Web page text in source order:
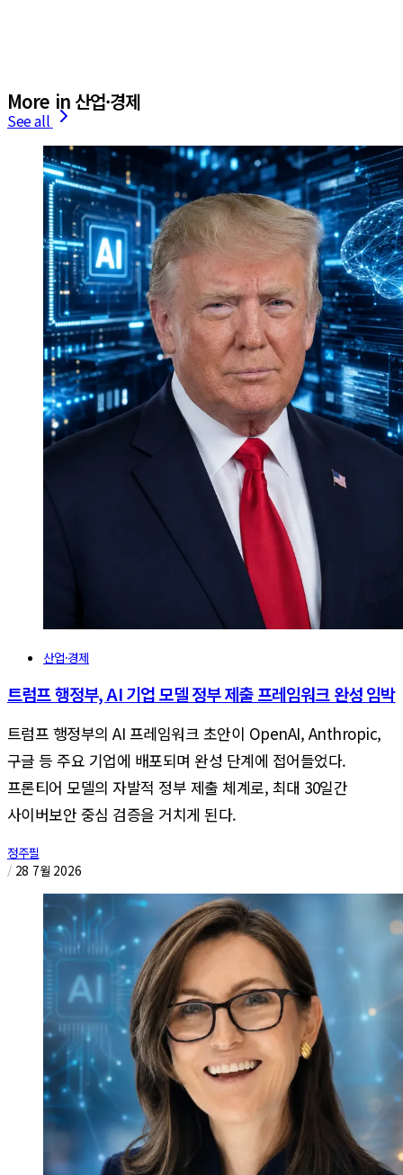
More in 산업·경제
See all
산업·경제
트럼프 행정부, AI 기업 모델 정부 제출 프레임워크 완성 임박
트럼프 행정부의 AI 프레임워크 초안이 OpenAI, Anthropic,
구글 등 주요 기업에 배포되며 완성 단계에 접어들었다.
프론티어 모델의 자발적 정부 제출 체계로, 최대 30일간
사이버보안 중심 검증을 거치게 된다.
정주필
/ 28 7월 2026